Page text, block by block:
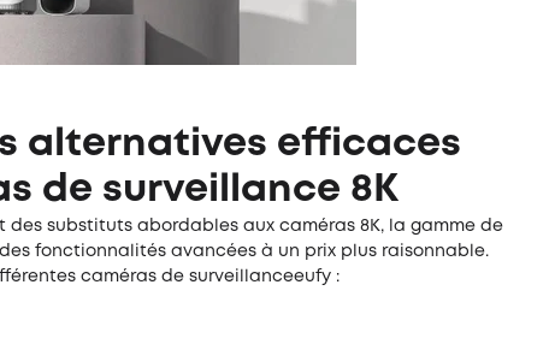
alternatives efficaces
de surveillance 8K
des substituts abordables aux caméras 8K, la gamme de
fonctionnalités avancées à un prix plus raisonnable.
caméras de surveillanceeufy :